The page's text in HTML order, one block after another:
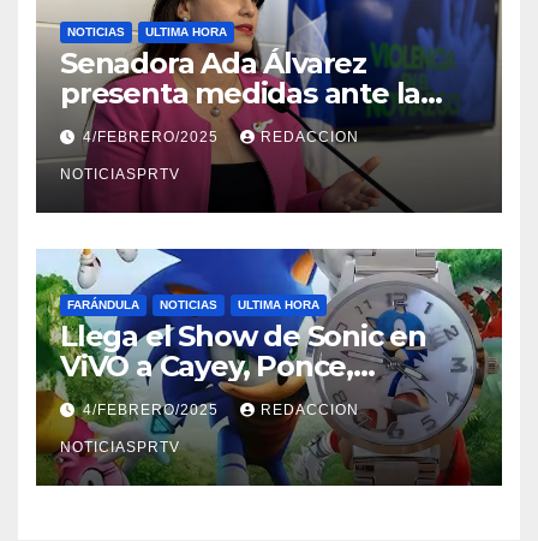
NOTICIAS ULTIMA HORA
Senadora Ada Álvarez
presenta medidas ante la
violencia en el noviazgo
4/FEBRERO/2025 REDACCION
NOTICIASPRTV
FARÁNDULA NOTICIAS ULTIMA HORA
Llega el Show de Sonic en
ViVO a Cayey, Ponce,
Barceloneta y Humacao,
Relojes gratis para el que
compre ahora….
4/FEBRERO/2025 REDACCION
NOTICIASPRTV